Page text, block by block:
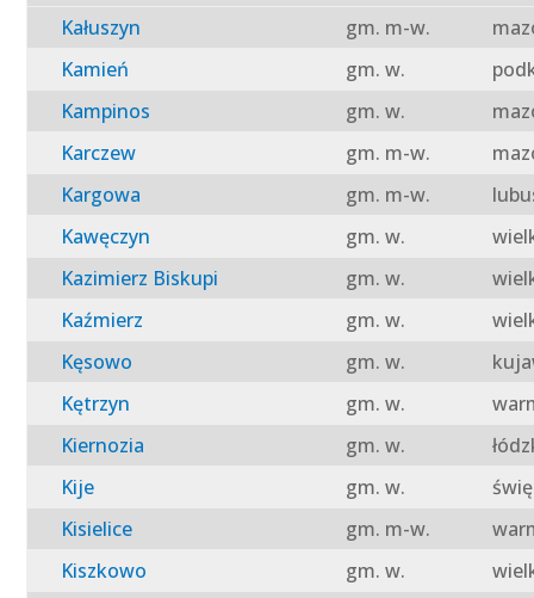
Kałuszyn
gm. m-w.
Kamień
gm. w.
Kampinos
gm. w.
Karczew
gm. m-w.
Kargowa
gm. m-w.
Kawęczyn
gm. w.
Kazimierz Biskupi
gm. w.
Kaźmierz
gm. w.
Kęsowo
gm. w.
Kętrzyn
gm. w.
Kiernozia
gm. w.
Kije
gm. w.
Kisielice
gm. m-w.
Kiszkowo
gm. w.